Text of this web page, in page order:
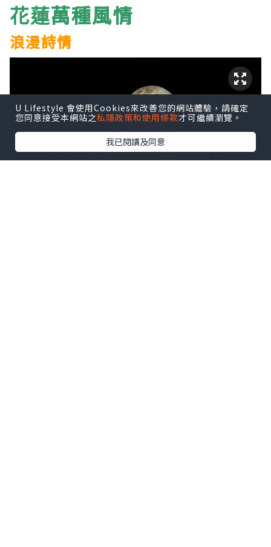
花蓮萬種風情
浪漫詩情
U Lifestyle 會使用Cookies來改善您的網站體驗，請確定
您同意接受本網站之私隱政策和使用條款才可繼續瀏覽。
我已閱讀及同意